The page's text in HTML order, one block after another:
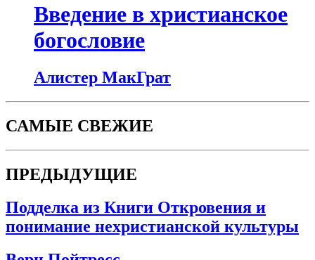
Введение в христианское
богословие
Алистер МакГрат
САМЫЕ СВЕЖИЕ
ПРЕДЫДУЩИЕ
Подделка из Книги Откровения и
понимание нехристианской культуры